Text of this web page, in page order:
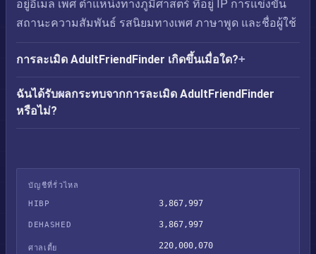
อยู่อีเมล เพศ ตำแหน่งทางภูมิศาสตร์ ที่อยู่ IP การแข่งขัน
สถานะความสัมพันธ์ รสนิยมทางเพศ ภาษาพูด และชื่อผู้ใช้
การละเมิด AdultFriendFinder เกิดขึ้นเมื่อใด?
ฉันได้รับผลกระทบจากการละเมิด AdultFriendFinder
หรือไม่?
บัญชีที่รั่วไหล
HIBP
3,867,997
DEHASHED 3,867,997
ศาลเตี้ย 220,000,070